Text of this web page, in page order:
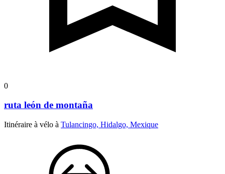
0
ruta león de montaña
Itinéraire à vélo à Tulancingo, Hidalgo, Mexique